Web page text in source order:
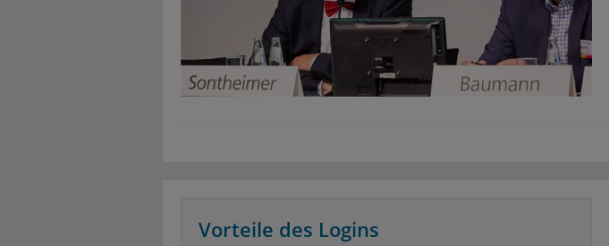
Vorteile des Logins